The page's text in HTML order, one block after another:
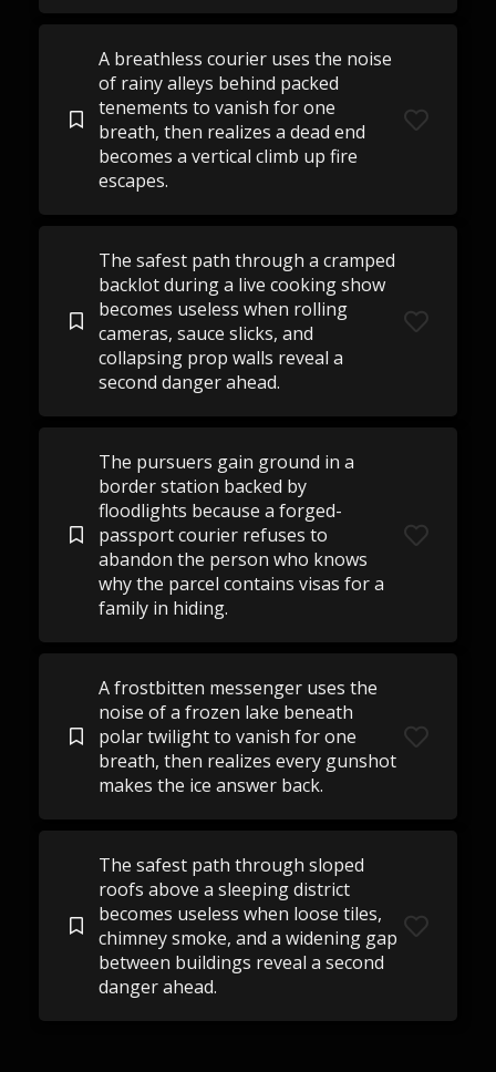
A breathless courier uses the noise
of rainy alleys behind packed
tenements to vanish for one
breath, then realizes a dead end
becomes a vertical climb up fire
escapes.
The safest path through a cramped
backlot during a live cooking show
becomes useless when rolling
cameras, sauce slicks, and
collapsing prop walls reveal a
second danger ahead.
The pursuers gain ground in a
border station backed by
floodlights because a forged-
passport courier refuses to
abandon the person who knows
why the parcel contains visas for a
family in hiding.
A frostbitten messenger uses the
noise of a frozen lake beneath
polar twilight to vanish for one
breath, then realizes every gunshot
makes the ice answer back.
The safest path through sloped
roofs above a sleeping district
becomes useless when loose tiles,
chimney smoke, and a widening gap
between buildings reveal a second
danger ahead.